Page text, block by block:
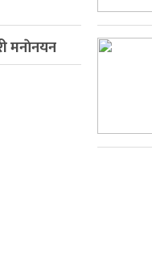
मनाेनयन